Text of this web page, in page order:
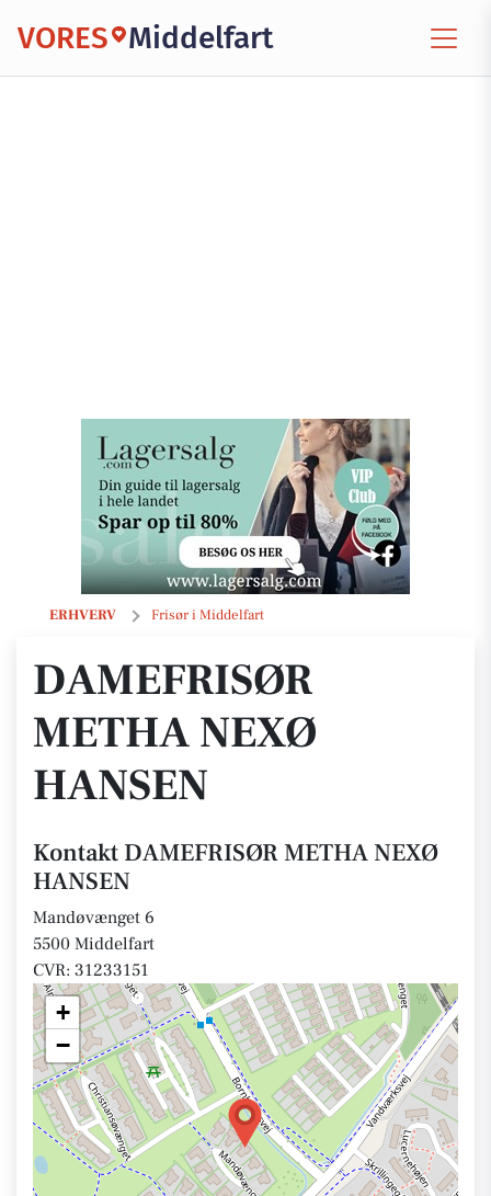
VORES Middelfart
ERHVERV Frisør i Middelfart
DAMEFRISØR METHA NEXØ HANSEN
DAMEFRISØR
METHA NEXØ
HANSEN
Kontakt DAMEFRISØR METHA NEXØ
HANSEN
Mandøvænget 6
5500 Middelfart
CVR: 31233151
+
−